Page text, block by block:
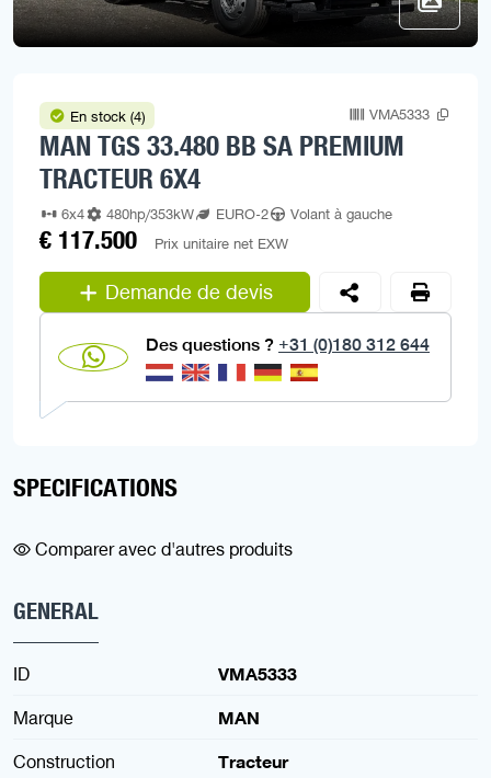
En stock (4) VMA5333
MAN TGS 33.480 BB SA PREMIUM
TRACTEUR 6X4
6x4 480hp/353kW EURO-2 Volant à gauche
€ 117.500 Prix unitaire net EXW
Demande de devis
Des questions ? +31 (0)180 312 644
SPECIFICATIONS
Comparer avec d'autres produits
GENERAL
ID
VMA5333
Marque
MAN
Construction
Tracteur